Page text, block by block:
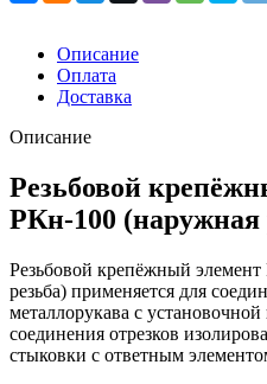
Описание
Оплата
Доставка
Описание
Резьбовой
РКн-100 (наружная
Резьбовой крепёжный
резьба) применяется для
металлорукава с
соединения отрезков
стыковки с ответным